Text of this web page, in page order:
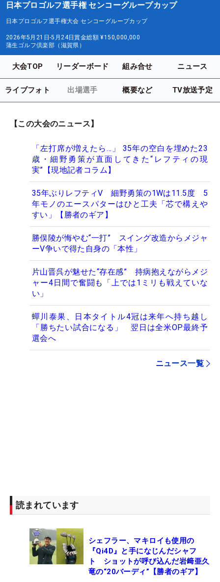
日本プロゴルフ選手権 センコーグループカップ
日本プロゴルフ選手権大会 センコーグループカップ
2026年5月21日-5月24日賞金総額 ¥150,000,000
蒲生ゴルフ倶楽部（滋賀県）
大会TOP リーダーボード 組み合せ ニュース
ライブフォト 出場選手 概要など TV放送予定
【この大会のニュース】
「左打席が増えたら…」 35年の空白を埋めた23
歳・細野勇策が直面してきた“レフティの現
実”【現地記者コラム】
35年ぶりレフティV 細野勇策の1Wは11.5度 5
年モノのエースパターはひと工夫「芯で構えや
すい」【勝者のギア】
勝俣陵が悔やむ“一打” スイング改造からメジャ
ーV争いで得た自身の「本性」
片山晋呉が魅せた“存在感” 持病抱えながらメジ
ャー4日間で奮闘も「上では1ミリも戦えていな
い」
蟬川泰果、日本タイトル4冠は来年へ持ち越し
「勝ちたい試合になる」 翌日は全米OP最終予
選会へ
ニュース一覧
読まれています
シェフラー、マキロイも使用の
『Qi4D』と手になじんだシャフ
ト ショットが呼び込んだ岩﨑亜久
竜の“20バーディ”【勝者のギア】